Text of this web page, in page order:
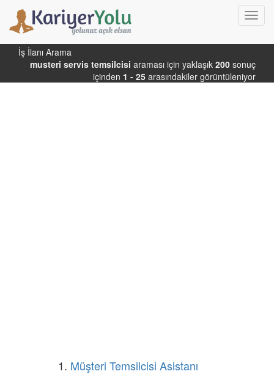
İş İlanı Arama
musteri servis temsilcisi araması için yaklaşık 200 sonuç
içinden 1 - 25 arasındakiler görüntüleniyor
1. Müşteri Temsilcisi Asistanı